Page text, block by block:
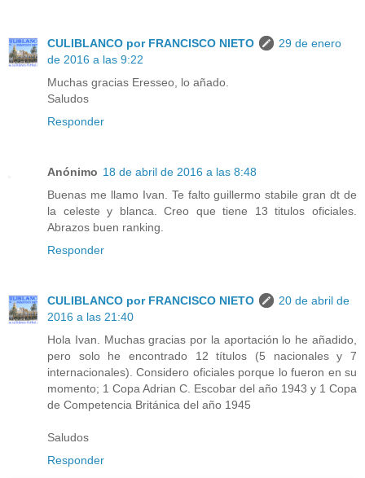
CULIBLANCO por FRANCISCO NIETO
29 de enero
de 2016 a las 9:22
Muchas gracias Eresseo, lo añado.
Saludos
Responder
Anónimo 18 de abril de 2016 a las 8:48
Buenas me llamo Ivan. Te falto guillermo stabile gran dt de
la celeste y blanca. Creo que tiene 13 titulos oficiales.
Abrazos buen ranking.
Responder
CULIBLANCO por FRANCISCO NIETO
20 de abril de
2016 a las 21:40
Hola Ivan. Muchas gracias por la aportación lo he añadido,
pero solo he encontrado 12 títulos (5 nacionales y 7
internacionales). Considero oficiales porque lo fueron en su
momento; 1 Copa Adrian C. Escobar del año 1943 y 1 Copa
de Competencia Británica del año 1945
Saludos
Responder